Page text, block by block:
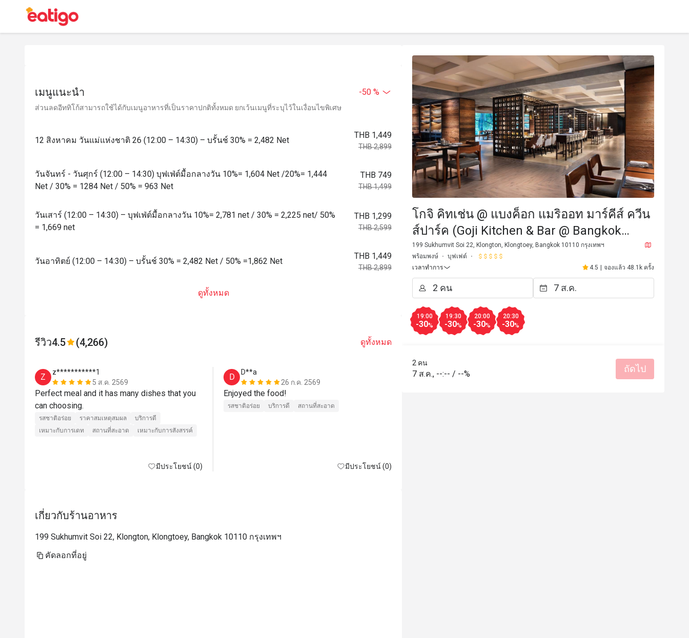
เมนูแนะนำ -50 %
ส่วนลดอีททิโก้สามารถใช้ได้กับเมนูอาหารที่เป็นราคาปกติทั้งหมด ยกเว้นเมนูที่ระบุไว้ในเงื่อนไขพิเศษ
12 สิงหาคม วันแม่แห่งชาติ 26 (12:00 – 14:30) – บรั้นช์ 30% = 2,482 Net
THB 1,449
THB 2,899
วันจันทร์ - วันศุกร์ (12:00 – 14:30) บุฟเฟ่ต์มื้อกลางวัน 10%= 1,604 Net /20%= 1,444
Net / 30% = 1284 Net / 50% = 963 Net
THB 749
THB 1,499
วันเสาร์ (12:00 – 14:30) – บุฟเฟ่ต์มื้อกลางวัน 10%= 2,781 net / 30% = 2,225 net/ 50%
= 1,669 net
THB 1,299
THB 2,599
วันอาทิตย์ (12:00 – 14:30) – บรั้นช์ 30% = 2,482 Net / 50% =1,862 Net
THB 1,449
THB 2,899
ดูทั้งหมด
รีวิว4.5 (4,266) ดูทั้งหมด
Z
z***********1
5 ส.ค. 2569
Perfect meal and it has many dishes that you
รสชาติอร่อย ราคาสมเหตุสมผล
บริการดี
เหมาะกับการเดท
สถานที่สะอาด เหมาะกับการสังสรรค์
มีประโยชน์ (0)
D
D**a
26 ก.ค. 2569
Enjoyed the food!
รสชาติอร่อย บริการดี สถานที่สะอาด
มีประโยชน์ (0)
J
J*****g
u****b
เกี่ยวกับร้านอาหาร
199 Sukhumvit Soi 22, Klongton, Klongtoey, Bangkok 10110 กรุงเทพฯ
คัดลอกที่อยู่
โกจิ คิทเช่น @ แบงค็อก แมริออท มาร์คีส์ ควีน
ส์ปาร์ค (Goji Kitchen & Bar @ Bangkok
Marriott Marquis Queen's Park)
199 Sukhumvit Soi 22, Klongton, Klongtoey, Bangkok 10110 กรุงเทพฯ
พร้อมพงษ์
บุฟเฟต์
เวลาทำการ
4.5 | จองแล้ว 48.1k ครั้ง
19:00
-30%
19:30
-30%
20:00
-30%
20:30
-30%
2 คน
7 ส.ค., --:-- / --% ถัดไป